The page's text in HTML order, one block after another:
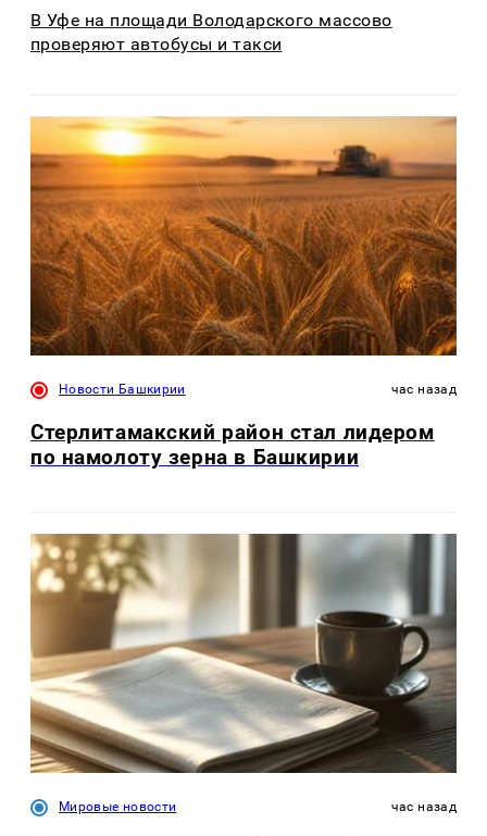
В Уфе на площади Володарского массово
проверяют автобусы и такси
Новости Башкирии час назад
Стерлитамакский район стал лидером
по намолоту зерна в Башкирии
Мировые новости час назад